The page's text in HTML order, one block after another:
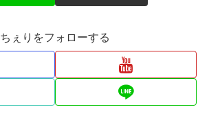
ちぇりをフォローする